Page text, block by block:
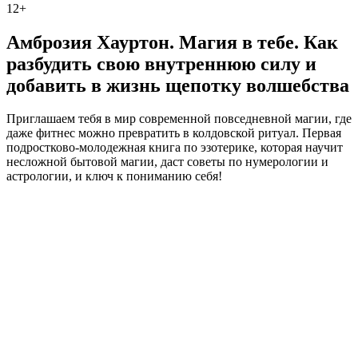
12+
Амброзия Хауртон. Магия в тебе. Как
разбудить свою внутреннюю силу и
добавить в жизнь щепотку волшебства
Приглашаем тебя в мир современной повседневной магии, где
даже фитнес можно превратить в колдовской ритуал. Первая
подростково-молодежная книга по эзотерике, которая научит
несложной бытовой магии, даст советы по нумерологии и
астрологии, и ключ к пониманию себя!